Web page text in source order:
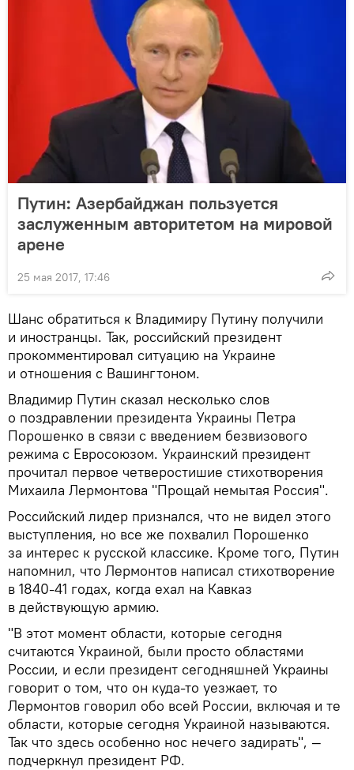
Путин: Азербайджан пользуется
заслуженным авторитетом на мировой
арене
25 мая 2017, 17:46
Шанс обратиться к Владимиру Путину получили
и иностранцы. Так, российский президент
прокомментировал ситуацию на Украине
и отношения с Вашингтоном.
Владимир Путин сказал несколько слов
о поздравлении президента Украины Петра
Порошенко в связи с введением безвизового
режима с Евросоюзом. Украинский президент
прочитал первое четверостишие стихотворения
Михаила Лермонтова "Прощай немытая Россия".
Российский лидер признался, что не видел этого
выступления, но все же похвалил Порошенко
за интерес к русской классике. Кроме того, Путин
напомнил, что Лермонтов написал стихотворение
в 1840-41 годах, когда ехал на Кавказ
в действующую армию.
"В этот момент области, которые сегодня
считаются Украиной, были просто областями
России, и если президент сегодняшней Украины
говорит о том, что он куда-то уезжает, то
Лермонтов говорил обо всей России, включая и те
области, которые сегодня Украиной называются.
Так что здесь особенно нос нечего задирать", —
подчеркнул президент РФ.